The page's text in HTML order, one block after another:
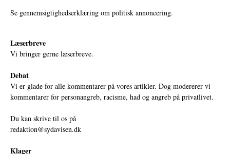
Se gennemsigtighedserklæring om politisk annoncering.
Læserbreve
Vi bringer gerne læserbreve.
Debat
Vi er glade for alle kommentarer på vores artikler. Dog modererer vi
kommentarer for personangreb, racisme, had og angreb på privatlivet.
Du kan skrive til os på
redaktion@sydavisen.dk
Klager